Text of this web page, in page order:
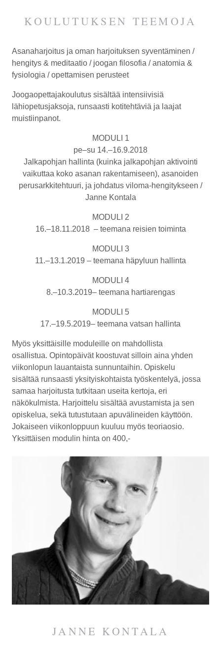
KOULUTUKSEN TEEMOJA
Asanaharjoitus ja oman harjoituksen syventäminen /
hengitys & meditaatio / joogan filosofia / anatomia &
fysiologia / opettamisen perusteet
Joogaopettajakoulutus sisältää intensiivisiä
lähiopetusjaksoja, runsaasti kotitehtäviä ja laajat
muistiinpanot.
MODULI 1
pe–su 14.–16.9.2018
Jalkapohjan hallinta (kuinka jalkapohjan aktivointi
vaikuttaa koko asanan rakentamiseen), asanoiden
perusarkkitehtuuri, ja johdatus viloma-hengitykseen /
Janne Kontala
MODULI 2
16.–18.11.2018 – teemana reisien toiminta
MODULI 3
11.–13.1.2019 – teemana häpyluun hallinta
MODULI 4
8.–10.3.2019– teemana hartiarengas
MODULI 5
17.–19.5.2019– teemana vatsan hallinta
Myös yksittäisille moduleille on mahdollista
osallistua. Opintopäivät koostuvat silloin aina yhden
viikonlopun lauantaista sunnuntaihin. Opiskelu
sisältää runsaasti yksityiskohtaista työskentelyä, jossa
samaa harjoitusta tutkitaan useita kertoja, eri
näkökulmista. Harjoittelu sisältää avustamista ja sen
opiskelua, sekä tutustutaan apuvälineiden käyttöön.
Jokaiseen viikonloppuun kuuluu myös teoriaosio.
Yksittäisen modulin hinta on 400,-
JANNE KONTALA